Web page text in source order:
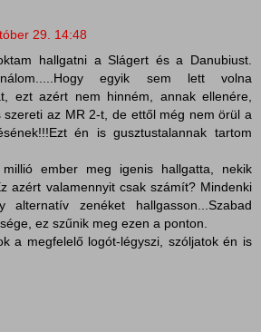
29. 14:48
hallgatni a Slágert és a Danubiust.
egyik sem lett volna
ezt azért nem hinném, annak ellenére,
szereti az MR 2-t, de ettől még nem örül a
én is gusztustalannak tartom
ember meg igenis hallgatta, nekik
azért valamennyit csak számít? Mindenki
alternatív zenéket hallgasson...Szabad
ez szűnik meg ezen a ponton.
a megfelelő logót-légyszi, szóljatok én is